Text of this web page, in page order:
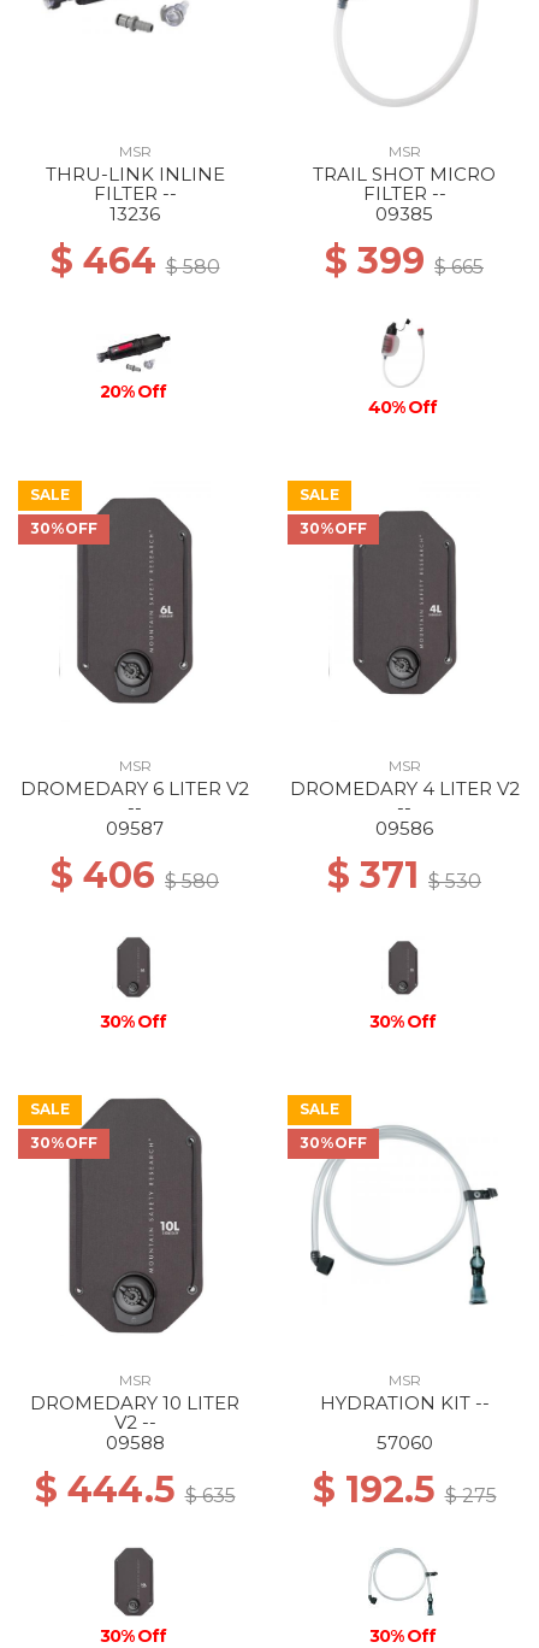
MSR
THRU-LINK INLINE
FILTER --
13236
$ 464$ 580
20% Off
MSR
TRAIL SHOT MICRO
FILTER --
09385
$ 399 $ 665
40% Off
SALE
30%OFF
MSR
DROMEDARY 6 LITER V2
--
09587
$ 406 $ 580
30% Off
SALE
30%OFF
MSR
DROMEDARY 4 LITER V2
--
09586
$ 371 $ 530
30% Off
SALE
30%OFF
MSR
DROMEDARY 10 LITER
V2 --
09588
$ 444.5$ 635
30% Off
SALE
30%OFF
MSR
HYDRATION KIT --
57060
$ 192.5$ 275
30% Off